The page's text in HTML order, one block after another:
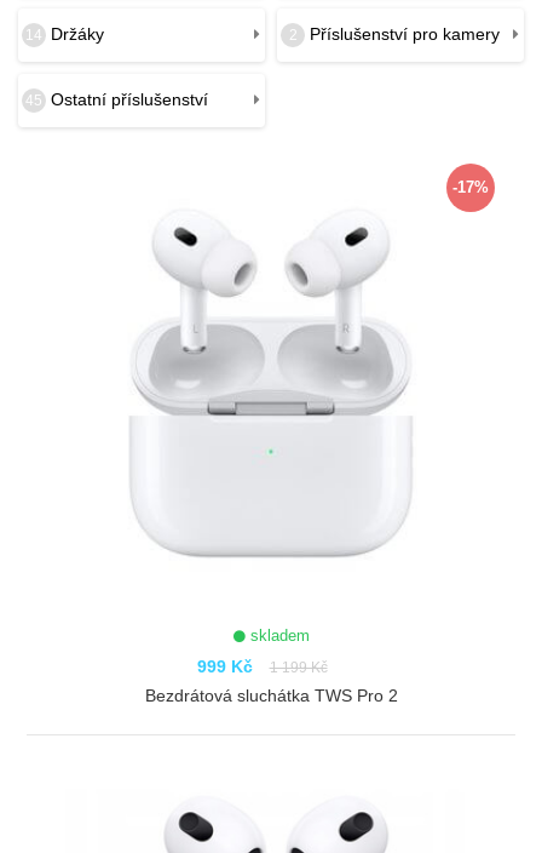
14 Držáky 2 Příslušenství pro kamery
45 Ostatní příslušenství
-17%
skladem
999 Kč 1 199 Kč
Bezdrátová sluchátka TWS Pro 2